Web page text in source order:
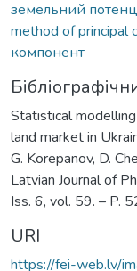
земельний
method of principal
компонент
Statistical
land market in
G. Korepanov, D.
Latvian Journal of
Iss. 6, vol. 59. – P.
URI
https://fei-web.lv/